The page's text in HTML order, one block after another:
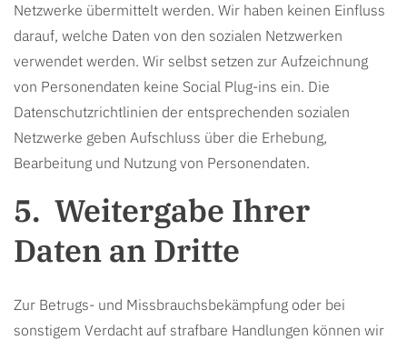
Netzwerke übermittelt werden. Wir haben keinen Einfluss
darauf, welche Daten von den sozialen Netzwerken
verwendet werden. Wir selbst setzen zur Aufzeichnung
von Personendaten keine Social Plug-ins ein. Die
Datenschutzrichtlinien der entsprechenden sozialen
Netzwerke geben Aufschluss über die Erhebung,
Bearbeitung und Nutzung von Personendaten.
Weitergabe Ihrer
Daten an Dritte
Zur Betrugs- und Missbrauchsbekämpfung oder bei
sonstigem Verdacht auf strafbare Handlungen können wir